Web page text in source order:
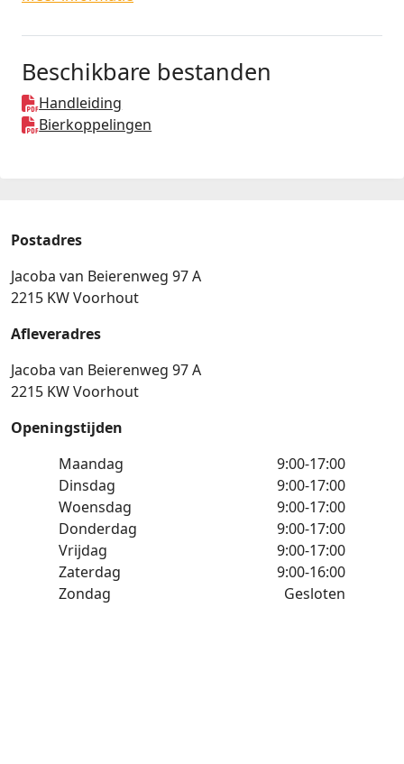
Beschikbare bestanden
Handleiding
Bierkoppelingen
Postadres
Jacoba van Beierenweg 97 A
2215 KW Voorhout
Afleveradres
Jacoba van Beierenweg 97 A
2215 KW Voorhout
Openingstijden
Maandag
9:00-17:00
Dinsdag
9:00-17:00
Woensdag
9:00-17:00
Donderdag
9:00-17:00
Vrijdag
9:00-17:00
Zaterdag
9:00-16:00
Zondag
Gesloten